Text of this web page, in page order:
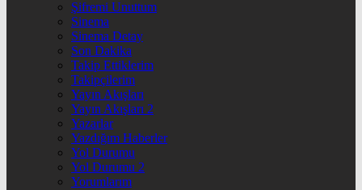
Şifremi Unuttum
Sinema
Sinema Detay
Son Dakika
Takip Ettiklerim
Takipçilerim
Yayın Akışları
Yayın Akışları 2
Yazarlar
Yazdığım Haberler
Yol Durumu
Yol Durumu 2
Yorumlarım